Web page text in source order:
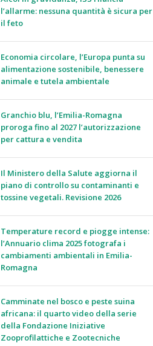
l’allarme: nessuna quantità è sicura per
il feto
Economia circolare, l’Europa punta su
alimentazione sostenibile, benessere
animale e tutela ambientale
Granchio blu, l’Emilia-Romagna
proroga fino al 2027 l’autorizzazione
per cattura e vendita
Il Ministero della Salute aggiorna il
piano di controllo su contaminanti e
tossine vegetali. Revisione 2026
Temperature record e piogge intense:
l’Annuario clima 2025 fotografa i
cambiamenti ambientali in Emilia-
Romagna
Camminate nel bosco e peste suina
africana: il quarto video della serie
della Fondazione Iniziative
Zooprofilattiche e Zootecniche